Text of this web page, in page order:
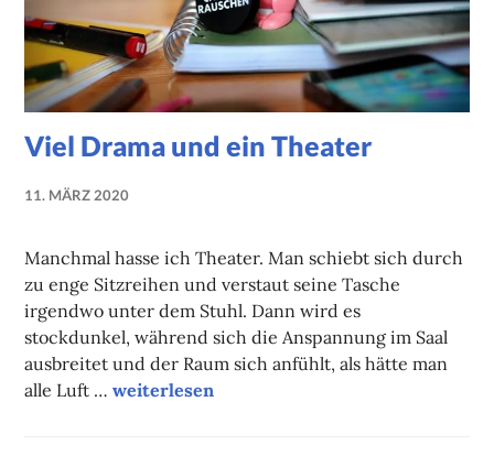
Viel Drama und ein Theater
11. MÄRZ 2020
Manchmal hasse ich Theater. Man schiebt sich durch
zu enge Sitzreihen und verstaut seine Tasche
irgendwo unter dem Stuhl. Dann wird es
stockdunkel, während sich die Anspannung im Saal
ausbreitet und der Raum sich anfühlt, als hätte man
alle Luft …Viel Drama und ein Theater
weiterlesen